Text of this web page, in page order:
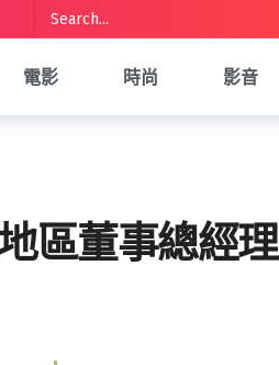
電影 時尚 影音
區董事總經理